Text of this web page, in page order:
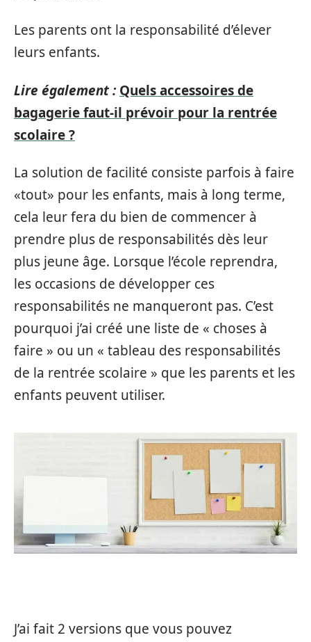
Les parents ont la responsabilité d’élever
leurs enfants.
Lire également : Quels accessoires de
bagagerie faut-il prévoir pour la rentrée
scolaire ?
La solution de facilité consiste parfois à faire
«tout» pour les enfants, mais à long terme,
cela leur fera du bien de commencer à
prendre plus de responsabilités dès leur
plus jeune âge. Lorsque l’école reprendra,
les occasions de développer ces
responsabilités ne manqueront pas. C’est
pourquoi j’ai créé une liste de « choses à
faire » ou un « tableau des responsabilités
de la rentrée scolaire » que les parents et les
enfants peuvent utiliser.
J’ai fait 2 versions que vous pouvez